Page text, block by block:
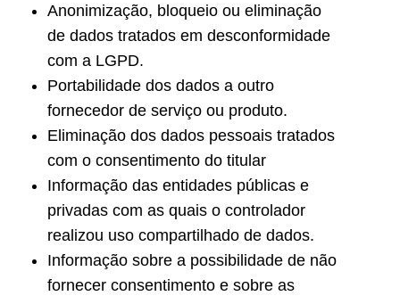
Anonimização, bloqueio ou eliminação
de dados tratados em desconformidade
com a LGPD.
Portabilidade dos dados a outro
fornecedor de serviço ou produto.
Eliminação dos dados pessoais tratados
com o consentimento do titular
Informação das entidades públicas e
privadas com as quais o controlador
realizou uso compartilhado de dados.
Informação sobre a possibilidade de não
fornecer consentimento e sobre as